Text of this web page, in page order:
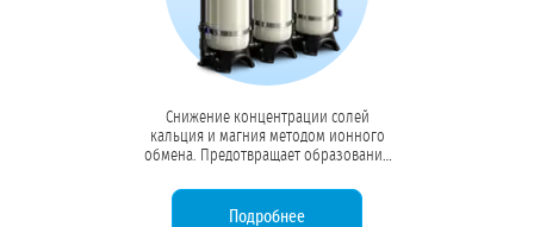
Снижение концентрации солей
кальция и магния методом ионного
обмена. Предотвращает образование
охлаждения, продлевая срок службы
оборудования в 3–5 раз.
Подробнее